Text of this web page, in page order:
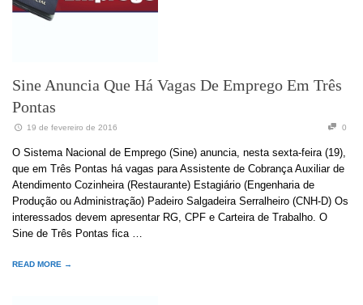
Sine Anuncia Que Há Vagas De Emprego Em Três
Pontas
19 de fevereiro de 2016 0
O Sistema Nacional de Emprego (Sine) anuncia, nesta sexta-feira (19),
que em Três Pontas há vagas para Assistente de Cobrança Auxiliar de
Atendimento Cozinheira (Restaurante) Estagiário (Engenharia de
Produção ou Administração) Padeiro Salgadeira Serralheiro (CNH-D) Os
interessados devem apresentar RG, CPF e Carteira de Trabalho. O
Sine de Três Pontas fica …
READ MORE →